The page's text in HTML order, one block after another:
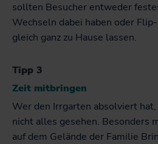
sollten Besucher entweder
Wechseln dabei haben oder
gleich ganz zu Hause lassen.
Tipp 3
Zeit mitbringen
Wer den Irrgarten absolviert
nicht alles gesehen. Besonders
auf dem Gelände der Familie